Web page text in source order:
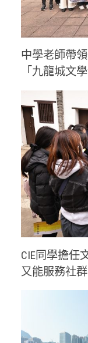
中學老師帶
「九龍城文
CIE同學擔任
又能服務社群